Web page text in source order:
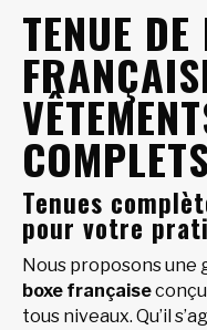
TENUE DE
Tenues
pour votre
Nous proposons une
boxe française
tous niveaux. Qu’il